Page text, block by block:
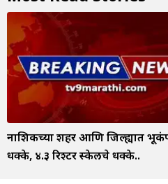
नाशिकच्या शहर आणि जिल्ह्यात
धक्के, ४.३ रिश्टर स्केलचे धक्के..